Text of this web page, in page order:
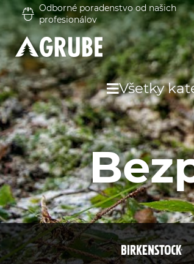
Odborné poradenstvo od našich
profesionálov
Všetky